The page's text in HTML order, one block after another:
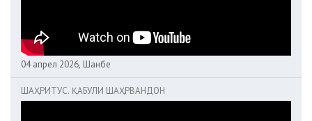
04 апрел 2026, Шанбе
ШАҲРИТУС. ҚАБУЛИ ШАҲРВАНДОН